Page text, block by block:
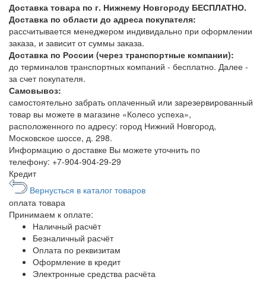
Доставка товара по г. Нижнему Новгороду БЕСПЛАТНО.
Доставка по области до адреса покупателя:
рассчитывается менеджером индивидально при оформлении
заказа, и зависит от суммы заказа.
Доставка по России (через транспортные компании):
до терминалов транспортных компаний - бесплатно. Далее -
за счет покупателя.
Самовывоз:
самостоятельно забрать оплаченный или зарезервированный
товар вы можете в магазине «Колесо успеха»,
расположенного по адресу: город Нижний Новгород,
Московское шоссе, д. 298.
Информацию о доставке Вы можете уточнить по
телефону: +7-904-904-29-29
Кредит
Вернусться в каталог товаров
оплата товара
Принимаем к оплате:
Наличный расчёт
Безналичный расчёт
Оплата по реквизитам
Оформление в кредит
Электронные средства расчёта